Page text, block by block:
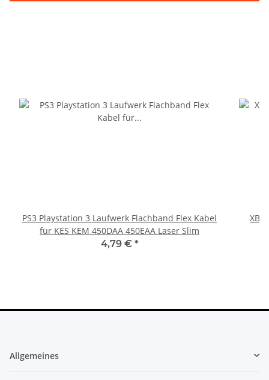
PS3 Playstation 3 Laufwerk Flachband Flex Kabel
für KES KEM 450DAA 450EAA Laser Slim
4,79 € *
Allgemeines